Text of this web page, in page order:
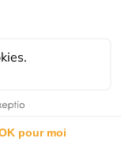
droits réservés